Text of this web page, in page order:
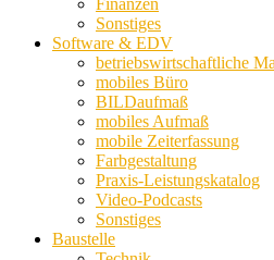
Finanzen
Sonstiges
Software & EDV
betriebswirtschaftliche
mobiles Büro
BILDaufmaß
mobiles Aufmaß
mobile Zeiterfassung
Farbgestaltung
Praxis-Leistungskatalog
Video-Podcasts
Sonstiges
Baustelle